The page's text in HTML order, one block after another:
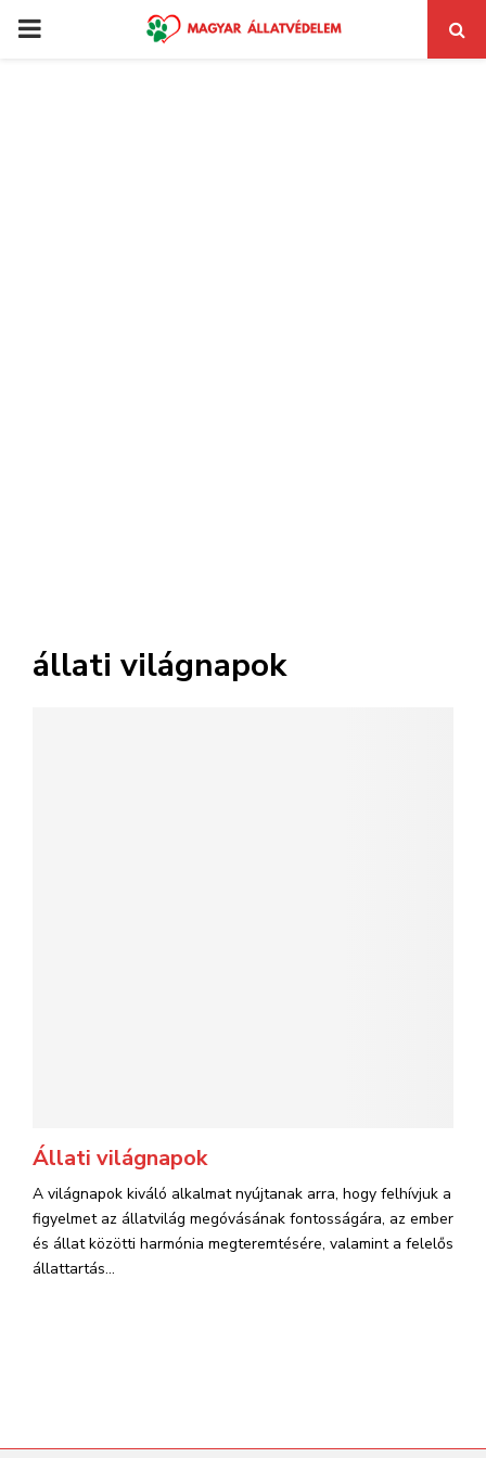
PRIMARY
állati világnapok
Állati világnapok
A világnapok kiváló alkalmat nyújtanak arra, hogy felhívjuk a
figyelmet az állatvilág megóvásának fontosságára, az ember
és állat közötti harmónia megteremtésére, valamint a felelős
állattartás...